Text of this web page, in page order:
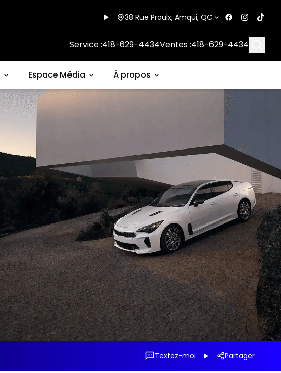
38 Rue Proulx, Amqui, QC
Service :418-629-4434Ventes :418-629-4434
Espace Média À propos
Textez-moi Partager